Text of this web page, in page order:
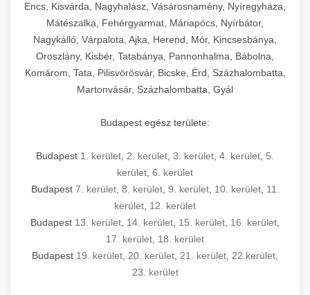
Encs, Kisvárda, Nagyhalász, Vásárosnamény, Nyíregyháza,
Mátészalka, Fehérgyarmat, Máriapócs, Nyírbátor,
Nagykálló, Várpalota, Ajka, Herend, Mór, Kincsesbánya,
Oroszlány, Kisbér, Tatabánya, Pannonhalma, Bábolna,
Komárom, Tata, Pilisvörösvár, Bicske, Érd, Százhalombatta,
Martonvásár, Százhalombatta, Gyál
Budapest egész területe:
Budapest 1. kerület 2. kerület 3. kerület 4. kerület 5.
kerület 6. kerület
Budapest 7. kerület, 8. kerület, 9. kerület, 10. kerület, 11.
kerület 12. kerület
Budapest 13. kerület 14. kerület 15. kerület 16. kerület
17. kerület 18. kerület
Budapest 19. kerület 20. kerület 21. kerület 22.kerület
23. kerület